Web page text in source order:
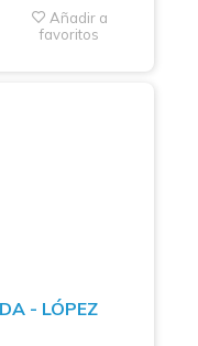
Añadir a
favoritos
- LÓPEZ